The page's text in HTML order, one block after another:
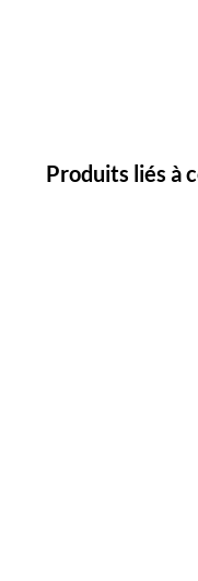
Produits liés à